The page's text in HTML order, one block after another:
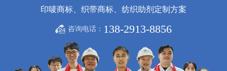
印唛商标、织带商标、纺织助剂定制方案
咨询电话： 138-2913-8856